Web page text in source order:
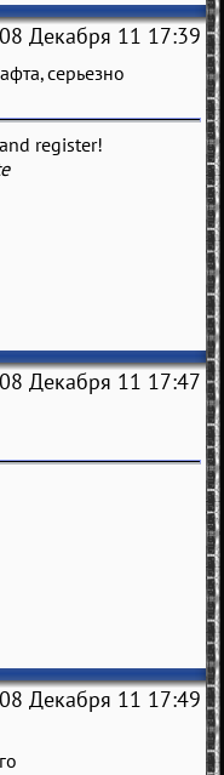
Декабря 11 17:39
серьезно
and register!
Декабря 11 17:47
Декабря 11 17:49